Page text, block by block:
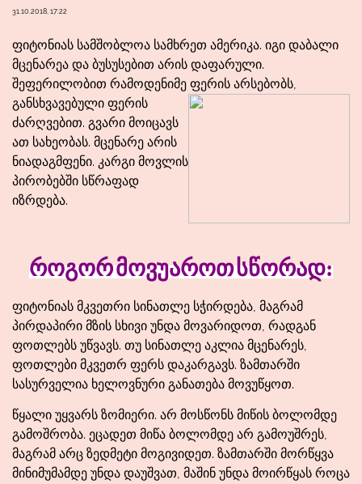
31.10.2018, 17:22
ფიტონიას სამშობლოა სამხრეთ ამერიკა. იგი დაბალი
მცენარეა და ბუსუსებით არის დაფარული.
შეფერილობით რამოდენიმე ფერის არსებობს,
განსხვავებული ფერის
ძარღვებით. გვარი მოიცავს
ათ სახეობას. მცენარე არის
ნიადაგმფენი. კარგი მოვლის
პირობებში სწრაფად
იზრდება.
როგორმოვუაროთსწორად:
ფიტონიას მკვეთრი სინათლე სჭირდება, მაგრამ
პირდაპირი მზის სხივი უნდა მოვარიდოთ, რადგან
ფოთლებს უწვავს. თუ სინათლე აკლია მცენარეს,
ფოთლები მკვეთრ ფერს დაკარგავს. ზამთარში
სასურველია ხელოვნური განათება მოვუწყოთ.
წყალი უყვარს ზომიერი. არ მოსწონს მიწის ბოლომდე
გამოშრობა. ეცადეთ მიწა ბოლომდე არ გამოუშრეს,
მაგრამ არც ზედმეტი მოგივიდეთ. ზამთარში მორწყვა
მინიმუმამდე უნდა დაუშვათ, მაშინ უნდა მოირწყას როცა